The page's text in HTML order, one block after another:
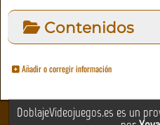
Contenidos
Añadir o corregir información
DoblajeVideojuegos.es es un